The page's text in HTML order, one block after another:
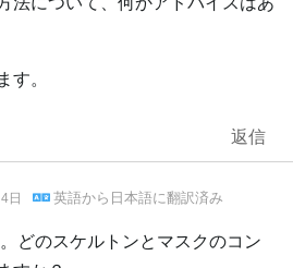
す。
返信
日 英語から 日本語に翻訳済み
どのスケルトンとマスクのコン